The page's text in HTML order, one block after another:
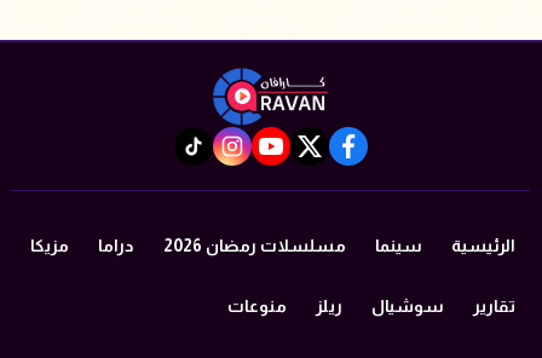
facebook
twitter
youtube
instagram
tiktok
الرئيسية سينما مسلسلات رمضان 2026 دراما مزيكا
تقارير سوشيال ريلز منوعات